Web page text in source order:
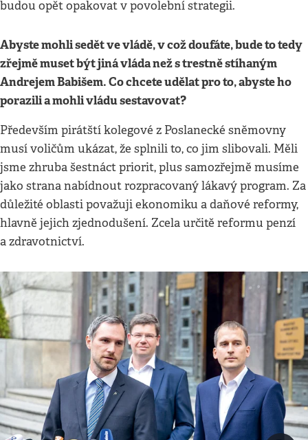
budou opět opakovat v povolební strategii.
Abyste mohli sedět ve vládě, v což doufáte, bude to tedy
zřejmě muset být jiná vláda než s trestně stíhaným
Andrejem Babišem. Co chcete udělat pro to, abyste ho
porazili a mohli vládu sestavovat?
Především pirátští kolegové z Poslanecké sněmovny
musí voličům ukázat, že splnili to, co jim slibovali. Měli
jsme zhruba šestnáct priorit, plus samozřejmě musíme
jako strana nabídnout rozpracovaný lákavý program. Za
důležité oblasti považuji ekonomiku a daňové reformy,
hlavně jejich zjednodušení. Zcela určitě reformu penzí
a zdravotnictví.